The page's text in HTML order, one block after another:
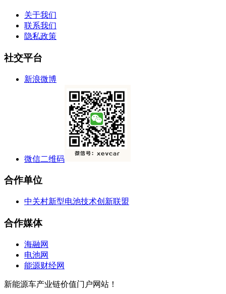
关于我们
联系我们
隐私政策
社交平台
新浪微博
微信二维码
合作单位
中关村新型电池技术创新联盟
合作媒体
海融网
电池网
能源财经网
新能源车产业链价值门户网站！